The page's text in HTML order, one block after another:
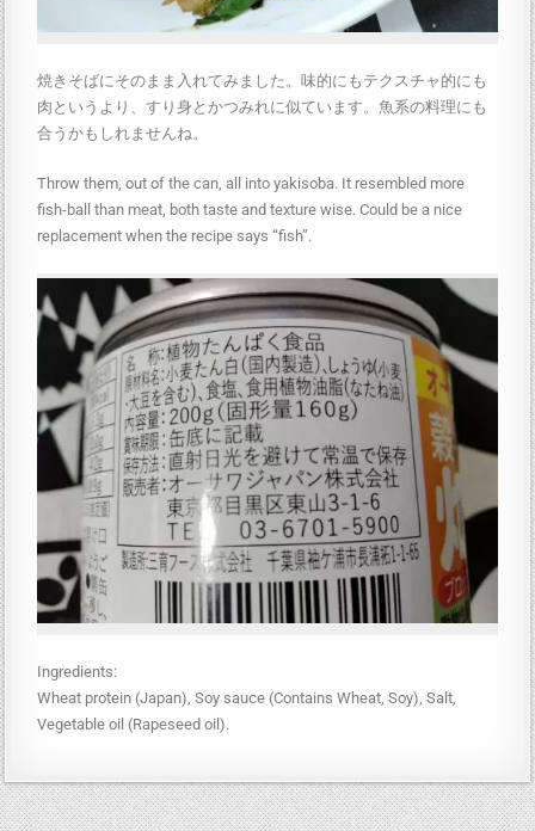
焼きそばにそのまま入れてみました。味的にもテクスチャ的にも
肉というより、すり身とかつみれに似ています。魚系の料理にも
合うかもしれませんね。
Throw them, out of the can, all into yakisoba. It resembled more
fish-ball than meat, both taste and texture wise. Could be a nice
replacement when the recipe says “fish”.
Ingredients:
Wheat protein (Japan), Soy sauce (Contains Wheat, Soy), Salt,
Vegetable oil (Rapeseed oil).